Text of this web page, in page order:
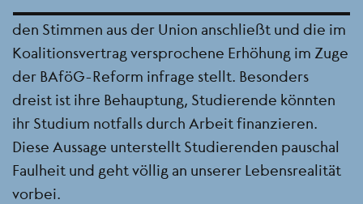
den Stimmen aus der Union anschließt und die im
Koalitionsvertrag versprochene Erhöhung im Zuge
der BAföG-Reform infrage stellt. Besonders
dreist ist ihre Behauptung, Studierende könnten
ihr Studium notfalls durch Arbeit finanzieren.
Diese Aussage unterstellt Studierenden pauschal
Faulheit und geht völlig an unserer Lebensrealität
vorbei.